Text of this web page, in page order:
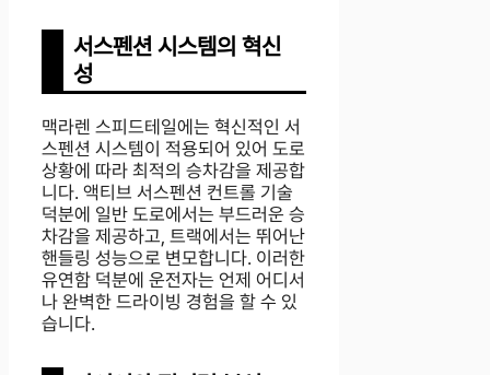
서스펜션 시스템의 혁신
성
맥라렌 스피드테일에는 혁신적인 서
스펜션 시스템이 적용되어 있어 도로
상황에 따라 최적의 승차감을 제공합
니다. 액티브 서스펜션 컨트롤 기술
덕분에 일반 도로에서는 부드러운 승
차감을 제공하고, 트랙에서는 뛰어난
핸들링 성능으로 변모합니다. 이러한
유연함 덕분에 운전자는 언제 어디서
나 완벽한 드라이빙 경험을 할 수 있
습니다.